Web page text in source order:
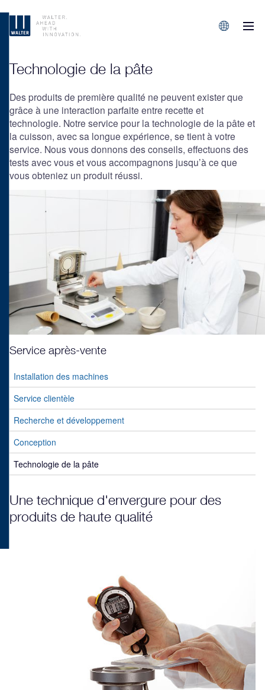
Technologie de la pâte
Des produits de première qualité ne peuvent exister que
grâce à une interaction parfaite entre recette et
technologie. Notre service pour la technologie de la pâte et
la cuisson, avec sa longue expérience, se tient à votre
service. Nous vous donnons des conseils, effectuons des
tests avec vous et vous accompagnons jusqu’à ce que
vous obteniez un produit réussi.
Service après-vente
Installation des machines
Service clientèle
Recherche et développement
Conception
Technologie de la pâte
Une technique d'envergure pour des
produits de haute qualité